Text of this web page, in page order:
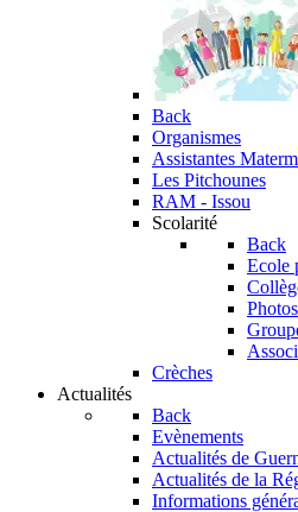
Back
Organismes
Assistantes
Les Pitchounes
RAM - Issou
Scolarité
Back
Ecole
Photos
Crèches
Actualités
Back
Evènements
Actualités de
Actualités de la
Informations